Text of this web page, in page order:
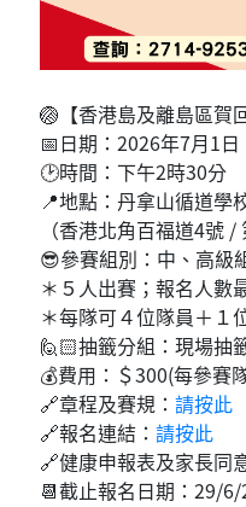
🏐【香港島及離島區賀
📅日期：2026年7月1日
🕑時間：下午2時30分
📍地點：丹拿山循道學
（香港北角百福道4號 /
😎參賽組別：中、高級
＊５人出賽；報名人數
＊每隊可４位隊員＋１
🙋🏻抽籤分組：現場抽
💰費用：＄300(每參賽
🔗章程及賽規： 請按此
🔗報名連結： 請按此
🔗健康申報表及家長同
📆截止報名日期：29/